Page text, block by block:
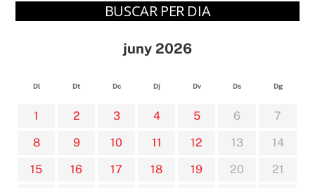
BUSCAR PER DIA
juny 2026
Dl Dt Dc Dj Dv Ds Dg
1 2 3 4 5 6
7
8
9 10 11 12 13
14
15
16 17 18 19 20
21